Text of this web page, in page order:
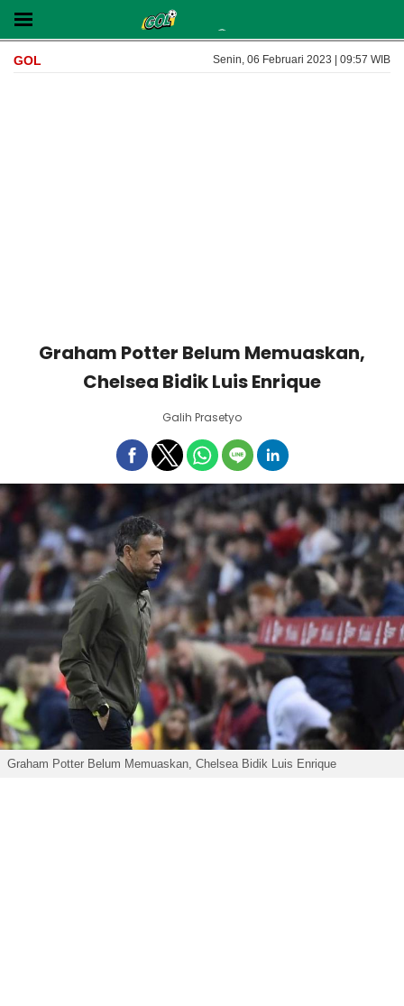
GOL Senin, 06 Februari 2023 | 09:57 WIB
Graham Potter Belum Memuaskan,
Chelsea Bidik Luis Enrique
Galih Prasetyo
Graham Potter Belum Memuaskan, Chelsea Bidik Luis Enrique